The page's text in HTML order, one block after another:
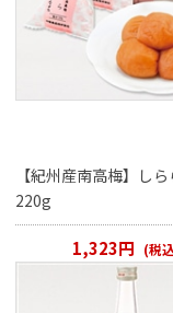
【紀州産南高梅】し
220g
1,323円 (税